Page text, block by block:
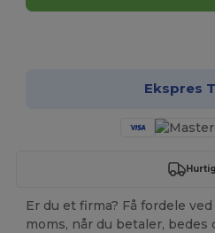
Ekspres
Er du et firma? Få fordele
moms, når du betaler, bedes